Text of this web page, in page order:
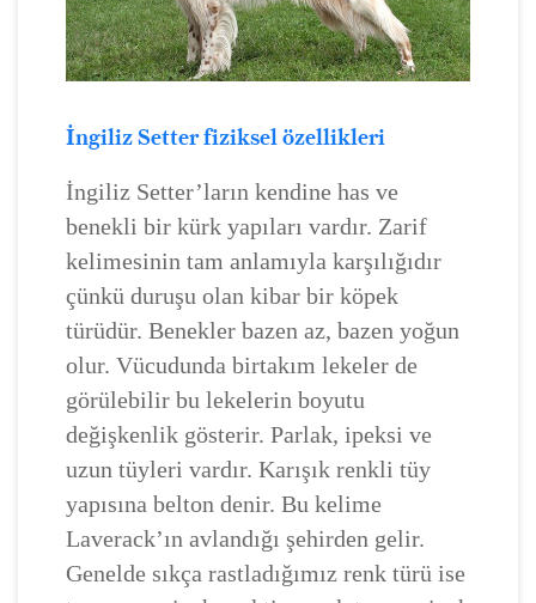
İngiliz Setter fiziksel özellikleri
İngiliz Setter’ların kendine has ve
benekli bir kürk yapıları vardır. Zarif
kelimesinin tam anlamıyla karşılığıdır
çünkü duruşu olan kibar bir köpek
türüdür. Benekler bazen az, bazen yoğun
olur. Vücudunda birtakım lekeler de
görülebilir bu lekelerin boyutu
değişkenlik gösterir. Parlak, ipeksi ve
uzun tüyleri vardır. Karışık renkli tüy
yapısına belton denir. Bu kelime
Laverack’ın avlandığı şehirden gelir.
Genelde sıkça rastladığımız renk türü ise